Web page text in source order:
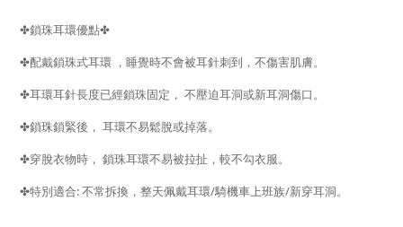
✤鎖珠耳環優點✤
✤配戴鎖珠式耳環 ，睡覺時不會被耳針刺到，不傷害肌膚。
✤耳環耳針長度已經鎖珠固定， 不壓迫耳洞或新耳洞傷口。
✤鎖珠鎖緊後， 耳環不易鬆脫或掉落。
✤穿脫衣物時， 鎖珠耳環不易被拉扯，較不勾衣服。
✤特別適合: 不常拆換，整天佩戴耳環/騎機車上班族/新穿耳洞。